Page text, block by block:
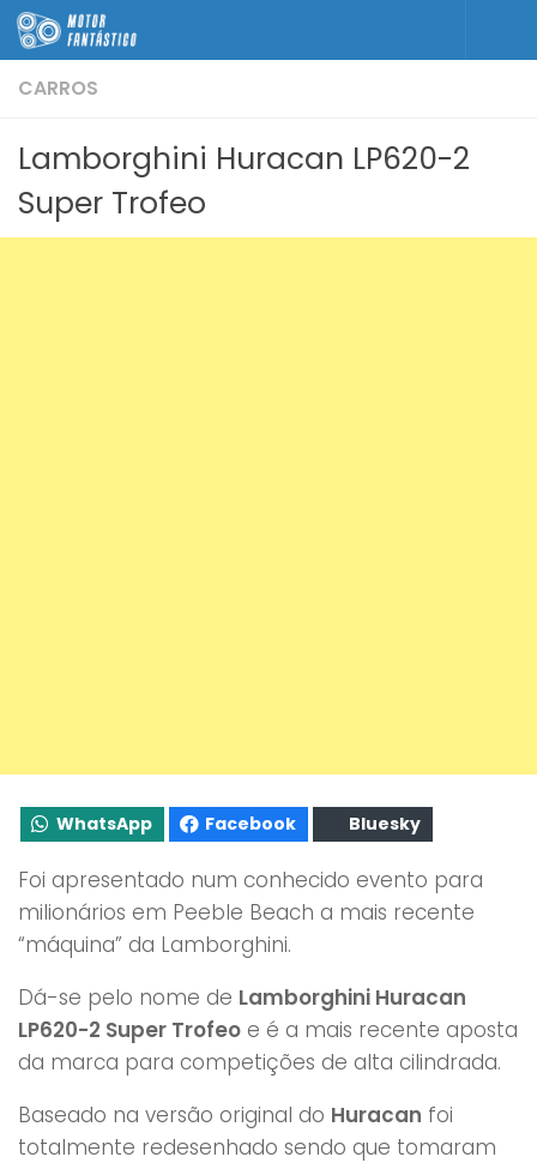
Skip to content
CARROS
Lamborghini Huracan LP620-2
Super Trofeo
WhatsApp Facebook Bluesky
Foi apresentado num conhecido evento para
milionários em Peeble Beach a mais recente
“máquina” da Lamborghini.
Dá-se pelo nome de Lamborghini Huracan
LP620-2 Super Trofeo e é a mais recente aposta
da marca para competições de alta cilindrada.
Baseado na versão original do Huracan foi
totalmente redesenhado sendo que tomaram